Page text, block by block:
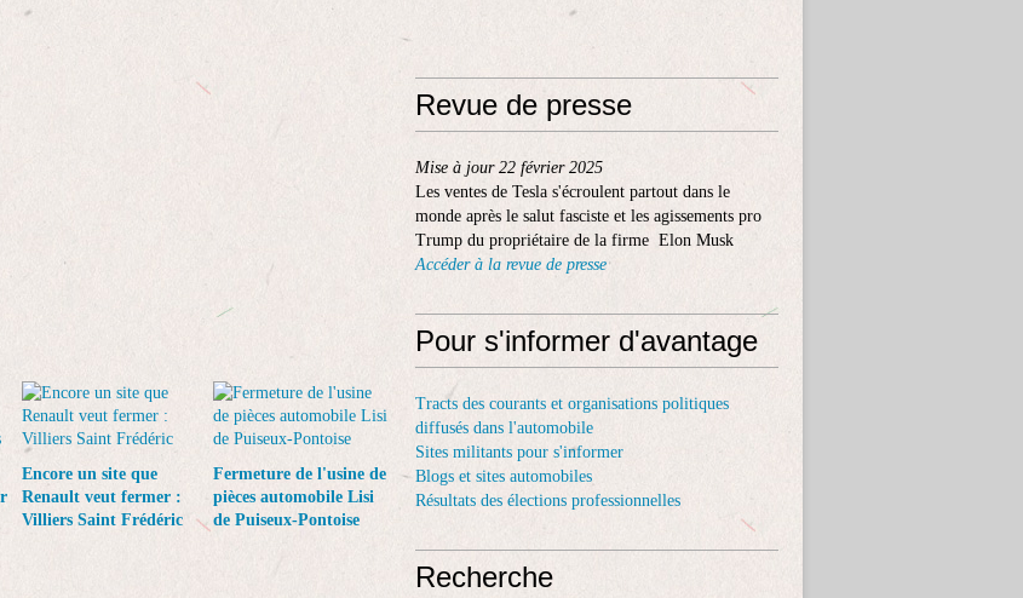
Encore un site que
Renault veut fermer :
Villiers Saint Frédéric
Fermeture de l'usine de
pièces automobile Lisi
de Puiseux-Pontoise
Revue de presse
Mise à jour 22 février 2025
Les ventes de Tesla s'écroulent partout dans le
monde après le salut fasciste et les agissements pro
Trump du propriétaire de la firme Elon Musk
Accéder à la revue de presse
Pour s'informer d'avantage
Tracts des courants et organisations politiques
diffusés dans l'automobile
Sites militants pour s'informer
Blogs et sites automobiles
Résultats des élections professionnelles
Recherche